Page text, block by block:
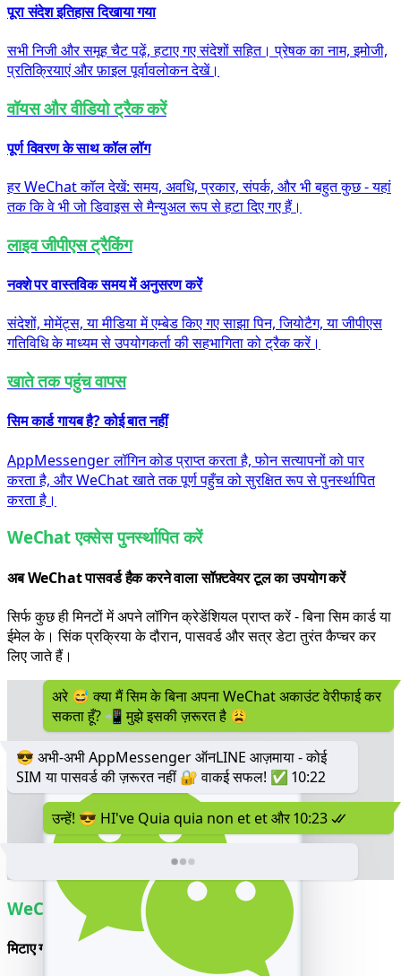
पूरा संदेश इतिहास दिखाया गया
सभी निजी और समूह चैट पढ़ें, हटाए गए संदेशों सहित। प्रेषक का नाम, इमोजी,
प्रतिक्रियाएं और फ़ाइल पूर्वावलोकन देखें।
वॉयस और वीडियो ट्रैक करें
पूर्ण विवरण के साथ कॉल लॉग
हर WeChat कॉल देखें: समय, अवधि, प्रकार, संपर्क, और भी बहुत कुछ - यहां
तक कि वे भी जो डिवाइस से मैन्युअल रूप से हटा दिए गए हैं।
लाइव जीपीएस ट्रैकिंग
नक्शे पर वास्तविक समय में अनुसरण करें
संदेशों, मोमेंट्स, या मीडिया में एम्बेड किए गए साझा पिन, जियोटैग, या जीपीएस
गतिविधि के माध्यम से उपयोगकर्ता की सहभागिता को ट्रैक करें।
खाते तक पहुंच वापस
सिम कार्ड गायब है? कोई बात नहीं
AppMessenger लॉगिन कोड प्राप्त करता है, फोन सत्यापनों को पार
करता है, और WeChat खाते तक पूर्ण पहुँच को सुरक्षित रूप से पुनर्स्थापित
करता है।
WeChat एक्सेस पुनर्स्थापित करें
अब WeChat पासवर्ड हैक करने वाला सॉफ़्टवेयर टूल का उपयोग करें
सिर्फ कुछ ही मिनटों में अपने लॉगिन क्रेडेंशियल प्राप्त करें - बिना सिम कार्ड या
ईमेल के। सिंक प्रक्रिया के दौरान, पासवर्ड और सत्र डेटा तुरंत कैप्चर कर
लिए जाते हैं।
अरे 😅 क्या मैं सिम के बिना अपना WeChat अकाउंट वेरीफाई कर
सकता हूँ? 📲 मुझे इसकी ज़रूरत है 😩
😎 अभी-अभी AppMessenger ऑनLINE आज़माया - कोई
SIM या पासवर्ड की ज़रूरत नहीं 🔐 वाकई सफल! ✅ 10:22
उन्हें! 😎 HI've Quia quia non et et और10:23
WeChat चैट्स हैक करें
मिटाए गए, छिपे हुए, या पिन किए गए संदेशों तक तुरंत पहुँचें